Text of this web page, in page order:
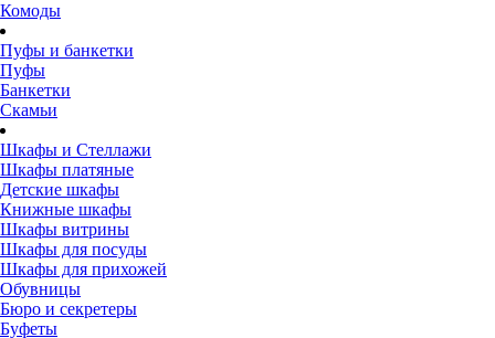
Комоды
Пуфы и банкетки
Пуфы
Банкетки
Скамьи
Шкафы и Стеллажи
Шкафы платяные
Детские шкафы
Книжные шкафы
Шкафы витрины
Шкафы для посуды
Шкафы для прихожей
Обувницы
Бюро и секретеры
Буфеты